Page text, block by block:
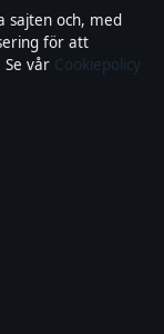
sajten och, med
för att
vår Cookiepolicy